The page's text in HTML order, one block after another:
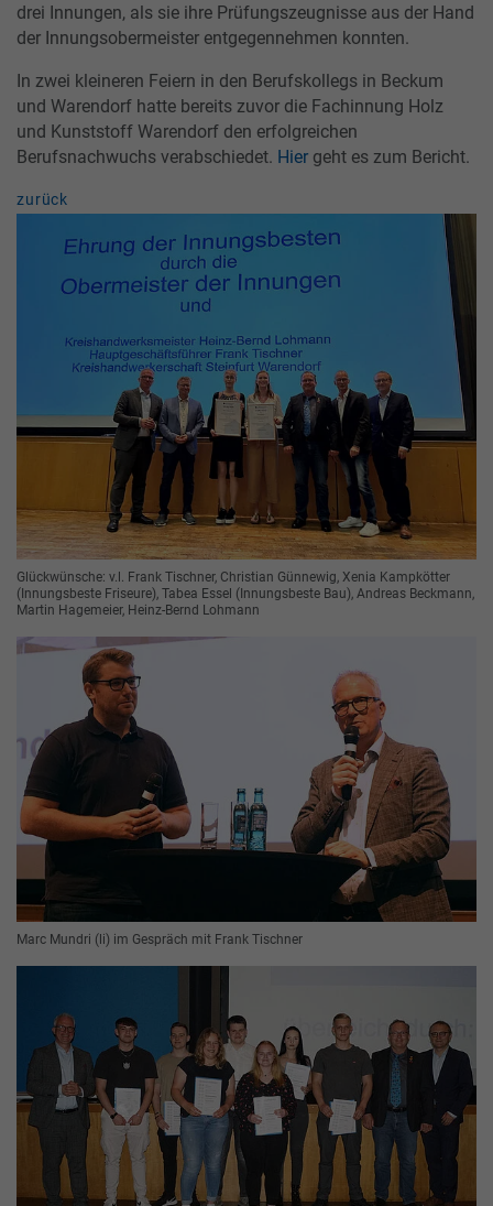
drei Innungen, als sie ihre Prüfungszeugnisse aus der Hand
der Innungsobermeister entgegennehmen konnten.
In zwei kleineren Feiern in den Berufskollegs in Beckum
und Warendorf hatte bereits zuvor die Fachinnung Holz
und Kunststoff Warendorf den erfolgreichen
Berufsnachwuchs verabschiedet. Hier geht es zum Bericht.
zurück
Glückwünsche: v.l. Frank Tischner, Christian Günnewig, Xenia Kampkötter
(Innungsbeste Friseure), Tabea Essel (Innungsbeste Bau), Andreas Beckmann,
Martin Hagemeier, Heinz-Bernd Lohmann
Marc Mundri (li) im Gespräch mit Frank Tischner